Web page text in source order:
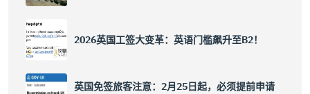
2026英国工签大变革：英语门槛飙升至B2！
英国免签旅客注意：2月25日起，必须提前申请